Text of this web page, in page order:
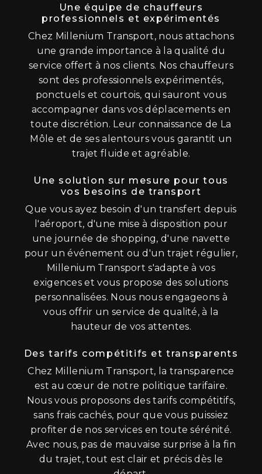
Une équipe de chauffeurs
professionnels et expérimentés
Chez Millenium Transport, nous attachons
une grande importance à la qualité du
service offert à nos clients. Nos chauffeurs
sont des professionnels expérimentés,
ponctuels et courtois, qui sauront vous
accompagner dans vos déplacements en
toute discrétion. Leur connaissance de La
Môle et de ses alentours vous garantit un
trajet fluide et agréable.
Une solution sur mesure pour tous
vos besoins de transport
Que vous ayez besoin d'un transfert depuis
l'aéroport, d'une mise à disposition pour
une journée de shopping, d'une navette
pour un événement ou d'un trajet régulier,
Millenium Transport s'adapte à vos
exigences et vous propose des solutions
personnalisées. Nous nous engageons à
vous offrir un service de qualité, à la
hauteur de vos attentes.
Des tarifs compétitifs et transparents
Chez Millenium Transport, la transparence
est au cœur de notre politique tarifaire.
Nous vous proposons des tarifs compétitifs,
sans frais cachés, pour que vous puissiez
profiter de nos services en toute sérénité.
Avec nous, pas de mauvaise surprise à la fin
du trajet, tout est clair et précis dès le